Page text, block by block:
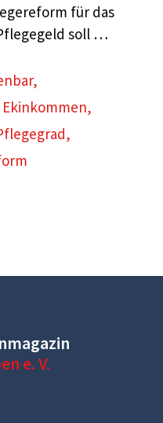
für das
soll …
,
Ekinkommen,
,
e. V.